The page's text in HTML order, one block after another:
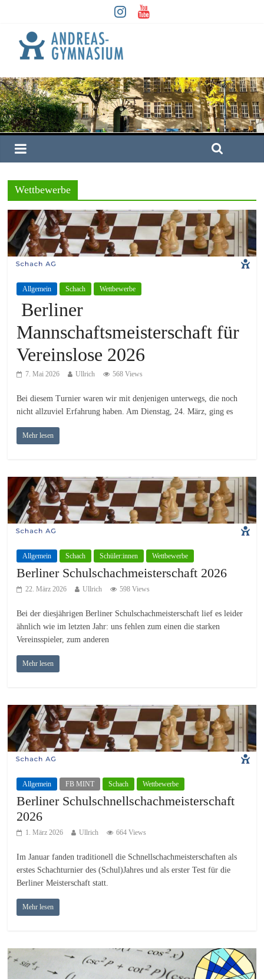
Wettbewerbe
Allgemein Schach Wettbewerbe
Berliner
Mannschaftsmeisterschaft für
Vereinslose 2026
7. Mai 2026 Ullrich 568 Views
Bei diesem Turnier waren wir mit denjenigen unterwegs, die noch
nicht allzuviel Erfahrung haben. Am Dienstag, 24. März, ging es
Mehr lesen
Allgemein Schach Schüler:innen Wettbewerbe
Berliner Schulschachmeisterschaft 2026
22. März 2026 Ullrich 598 Views
Bei der diesjährigen Berliner Schulschachmeisterschaft lief es leider
ähnlich wie im letzten Jahr: uns fehlen zum einen die starken
Vereinsspieler, zum anderen
Mehr lesen
Allgemein FB MINT Schach Wettbewerbe
Berliner Schulschnellschachmeisterschaft
2026
1. März 2026 Ullrich 664 Views
Im Januar fanden traditionell die Schnellschachmeisterschaften als
erstes Schachturnier des (Schul)Jahres und als erster Test für die
Berliner Meisterschaft statt.
Mehr lesen